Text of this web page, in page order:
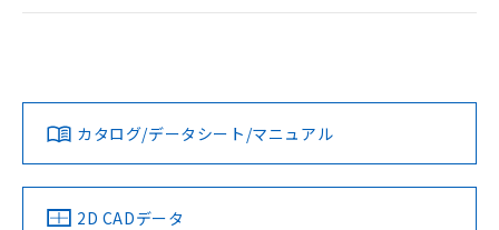
ログイン/会員登録
ダウンロードデータをご利用いただく前に、以下を必ずお読
みください。
ソフトウェアの使用条件
EU RoHS 注意事項・凡例
対応済み
中国 RoHS 注意事項・凡例
LR型式承認
（イギリス
船舶規格）
DNV型式承認
（ノルウェー
BV型式承認
（フランス
KR型式
（韓国
カタログ/データシート/マニュアル
2D CADデータ